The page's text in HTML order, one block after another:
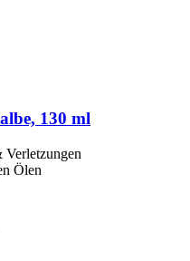
130 ml
Ölen